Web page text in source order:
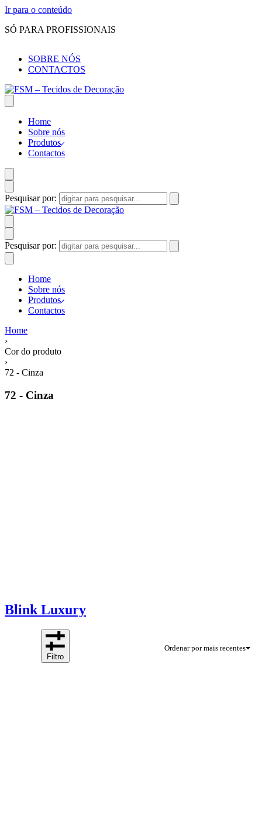
Ir para o conteúdo
SÓ PARA PROFISSIONAIS
SOBRE NÓS
CONTACTOS
Home
Sobre nós
Produtos
Contactos
Pesquisar por:
Pesquisar por:
Home
Sobre nós
Produtos
Contactos
Home
›
Cor do produto
›
72 - Cinza
72 - Cinza
Blink Luxury
Ordenar por mais recentes
Filtro